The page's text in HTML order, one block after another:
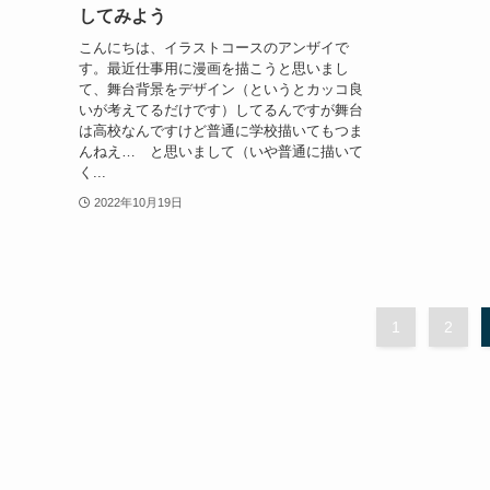
してみよう
こんにちは、イラストコースのアンザイで
す。最近仕事用に漫画を描こうと思いまし
て、舞台背景をデザイン（というとカッコ良
いが考えてるだけです）してるんですが舞台
は高校なんですけど普通に学校描いてもつま
んねえ… と思いまして（いや普通に描いて
く...
2022年10月19日
1 2